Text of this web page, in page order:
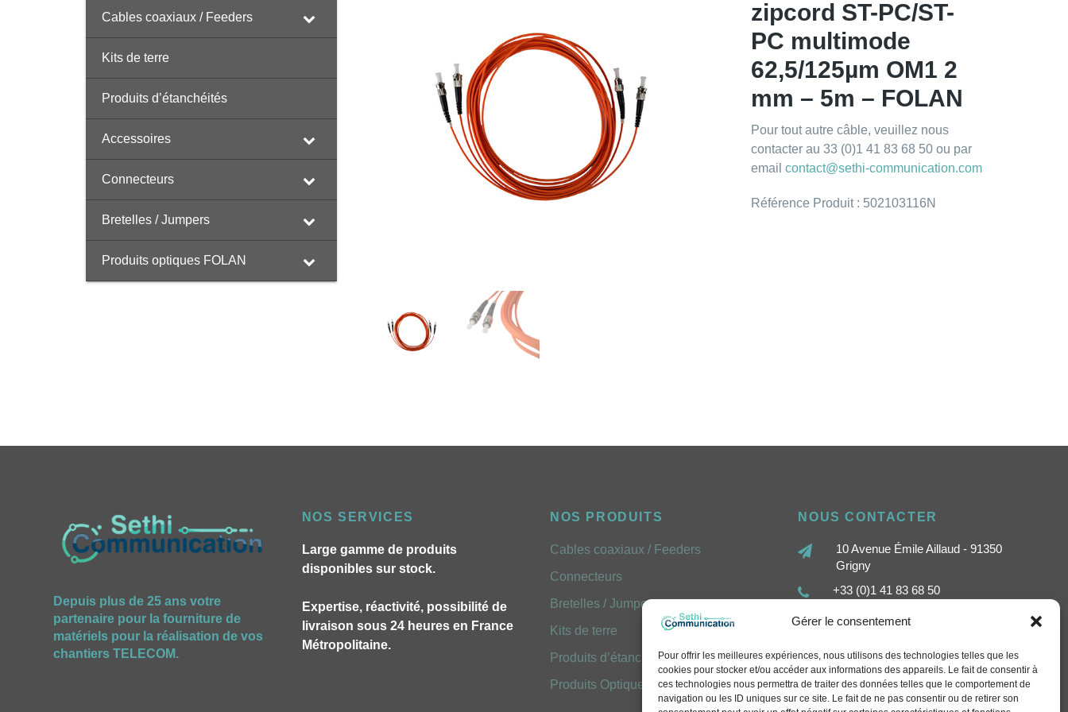
Gérer le consentement
Pour offrir les meilleures expériences, nous utilisons des technologies telles que les
cookies pour stocker et/ou accéder aux informations des appareils. Le fait de consentir à
ces technologies nous permettra de traiter des données telles que le comportement de
navigation ou les ID uniques sur ce site. Le fait de ne pas consentir ou de retirer son
zipcord ST-PC/ST-
PC multimode
62,5/125µm OM1 2
mm – 5m – FOLAN
Pour tout autre câble, veuillez nous
contacter au 33 (0)1 41 83 68 50 ou par
email contact@sethi-communication.com
Référence Produit : 502103116N
Cables coaxiaux / Feeders
Kits de terre
Produits d’étanchéités
Accessoires
Connecteurs
Bretelles / Jumpers
Produits optiques FOLAN
Depuis plus de 25 ans votre
partenaire pour la fourniture de
matériels pour la réalisation de vos
chantiers TELECOM.
NOS SERVICES
Large gamme de produits
disponibles sur stock.
Expertise, réactivité, possibilité de
livraison sous 24 heures en France
Métropolitaine.
NOS PRODUITS
Cables coaxiaux / Feeders
Connecteurs
Bretelles / Jumpers
Kits de terre
Produits d’étancheites
Produits Optiques FOLAN
NOUS CONTACTER
10 Avenue Émile Aillaud - 91350
Grigny
+33 (0)1 41 83 68 50